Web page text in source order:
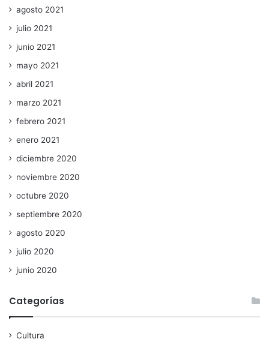
agosto 2021
julio 2021
junio 2021
mayo 2021
abril 2021
marzo 2021
febrero 2021
enero 2021
diciembre 2020
noviembre 2020
octubre 2020
septiembre 2020
agosto 2020
julio 2020
junio 2020
Categorías
Cultura